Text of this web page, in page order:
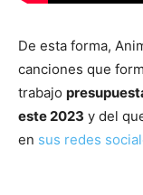
De esta forma,
canciones que
trabajo
este 2023 y del
en sus redes